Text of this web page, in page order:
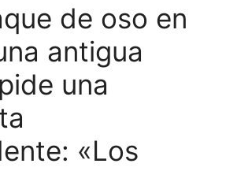
de oso en
antigua
una
«Los